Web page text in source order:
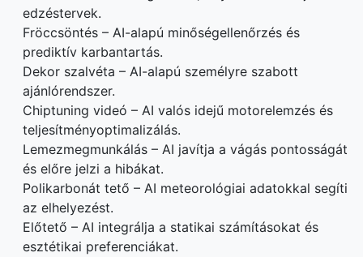
edzéstervek.
Fröccsöntés – AI-alapú minőségellenőrzés és
prediktív karbantartás.
Dekor szalvéta – AI-alapú személyre szabott
ajánlórendszer.
Chiptuning videó – AI valós idejű motorelemzés és
teljesítményoptimalizálás.
Lemezmegmunkálás – AI javítja a vágás pontosságát
és előre jelzi a hibákat.
Polikarbonát tető – AI meteorológiai adatokkal segíti
az elhelyezést.
Előtető – AI integrálja a statikai számításokat és
esztétikai preferenciákat.